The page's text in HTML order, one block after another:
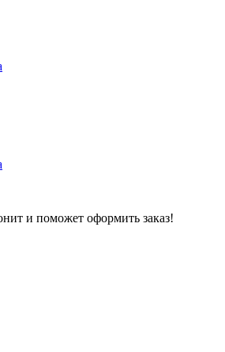
и поможет оформить заказ!